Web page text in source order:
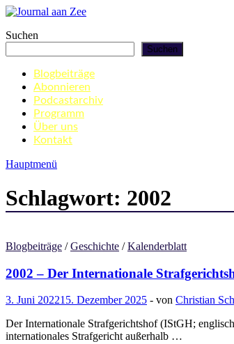
Zum
springen
Journal aan Zee
Suchen
Suchen
Blogbeiträge
Abonnieren
Podcastarchiv
Programm
Über uns
Kontakt
Hauptmenü
Schlagwort: 2002
Blogbeiträge /Geschichte /Kalenderblatt
2002 – Der Internationale
3. Juni 202215. Dezember 2025 - von Christian
Der Internationale Strafgerichtshof (IStGH;
internationales Strafgericht außerhalb …